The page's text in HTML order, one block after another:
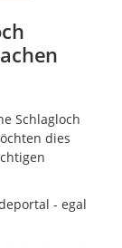
Schlagloch
dies
- egal